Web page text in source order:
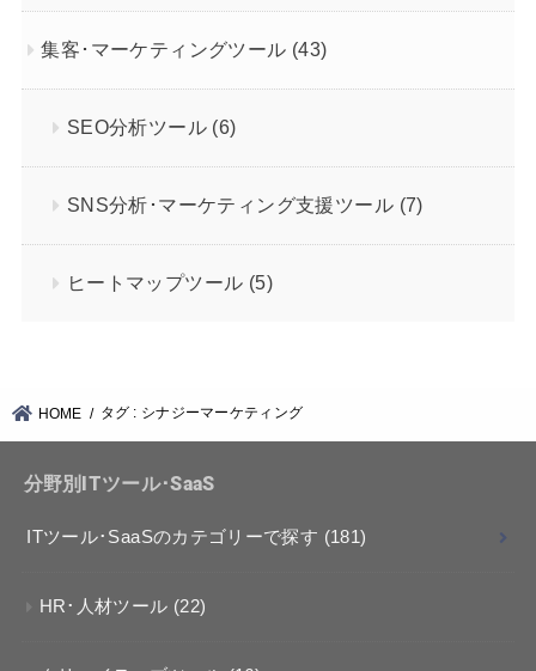
集客･マーケティングツール (43)
SEO分析ツール (6)
SNS分析･マーケティング支援ツール (7)
ヒートマップツール (5)
HOME タグ : シナジーマーケティング
分野別ITツール･SaaS
ITツール･SaaSのカテゴリーで探す (181)
HR･人材ツール (22)